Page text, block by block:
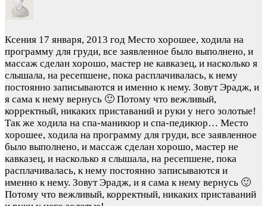
Ксения 17 января, 2013 год Место хорошее, ходила на
программу для груди, все заявленное было выполнено, и
массаж сделан хорошо, мастер не кавказец, и насколько я
слышала, на ресепшене, пока расплачивалась, к нему
постоянно записываются и именно к нему. Зовут Эрадж, и
я сама к нему вернусь 🙂 Потому что вежливый,
корректный, никаких приставаний и руки у него золотые!
Так же ходила на спа-маникюр и спа-педикюр… Место
хорошее, ходила на программу для груди, все заявленное
было выполнено, и массаж сделан хорошо, мастер не
кавказец, и насколько я слышала, на ресепшене, пока
расплачивалась, к нему постоянно записываются и
именно к нему. Зовут Эрадж, и я сама к нему вернусь 🙂
Потому что вежливый, корректный, никаких приставаний